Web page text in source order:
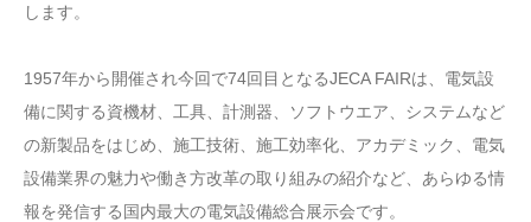
します。
1957年から開催され今回で74回目となるJECA FAIRは、電気設
備に関する資機材、工具、計測器、ソフトウエア、システムなど
の新製品をはじめ、施工技術、施工効率化、アカデミック、電気
設備業界の魅力や働き方改革の取り組みの紹介など、あらゆる情
報を発信する国内最大の電気設備総合展示会です。